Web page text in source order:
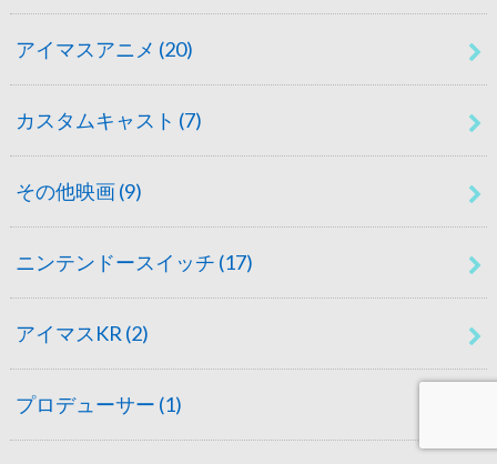
アイマスアニメ (20)
カスタムキャスト (7)
その他映画(9)
ニンテンドースイッチ (17)
アイマスKR (2)
プロデューサー (1)